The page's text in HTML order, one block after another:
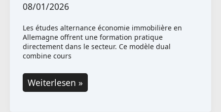
08/01/2026
Les études alternance économie immobilière en
Allemagne offrent une formation pratique
directement dans le secteur. Ce modèle dual
combine cours
Études
en
Weiterlesen »